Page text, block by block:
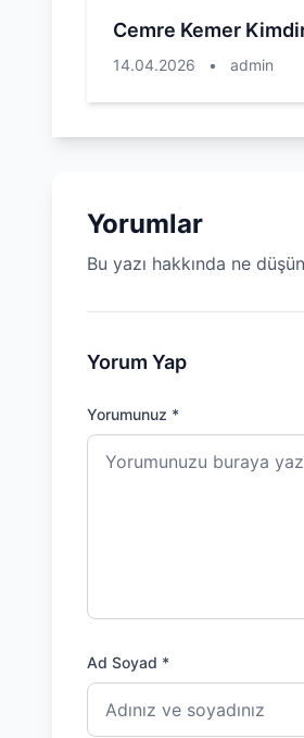
Cemre Kemer
14.04.2026 • admin
Yorumlar
Bu yazı hakkında ne
Yorum Yap
Yorumunuz *
Ad Soyad *